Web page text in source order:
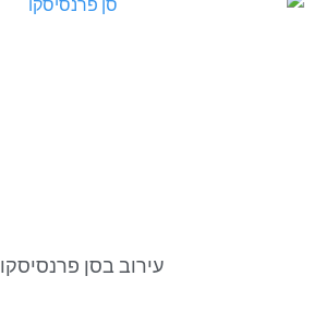
עירוב בסן פרנסיסקו